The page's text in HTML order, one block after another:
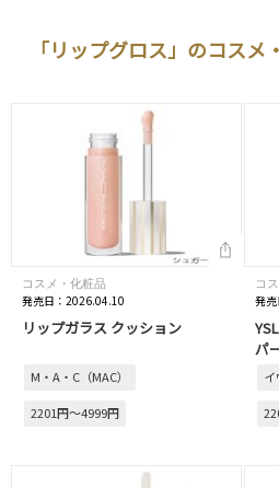
「リップグロス」のコスメ
コスメ・化粧品
発売日：2026.04.10
リップガラス クッション
M・A・C（MAC）
2201円～4999円
コ
発
パ